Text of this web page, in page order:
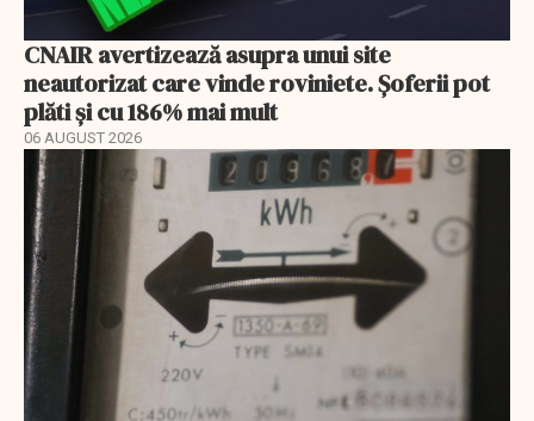
CNAIR avertizează asupra unui site
neautorizat care vinde roviniete. Șoferii pot
plăti și cu 186% mai mult
06 AUGUST 2026